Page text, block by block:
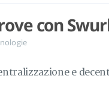
con
e